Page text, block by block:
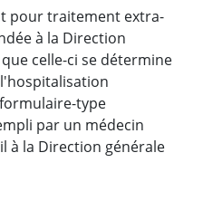
pour traitement extra-
à la Direction
celle-ci se détermine
type
par un médecin
à la Direction générale